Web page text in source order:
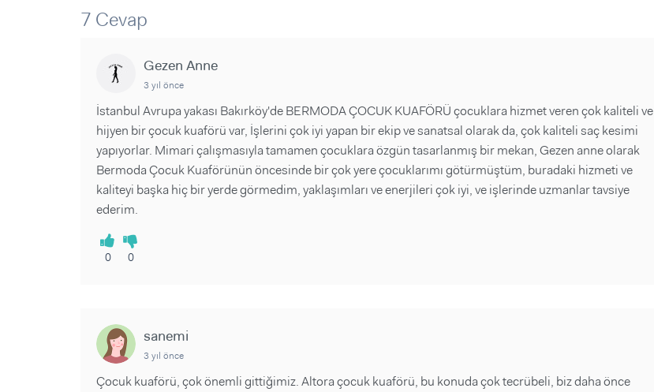
Makaleler
Videolar
7 Cevap
Gezen Anne
3 yıl önce
İstanbul Avrupa yakası Bakırköy'de BERMODA ÇOCUK KUAFÖRÜ çocuklara hizmet veren çok kaliteli ve
hijyen bir çocuk kuaförü var, İşlerini çok iyi yapan bir ekip ve sanatsal olarak da, çok kaliteli saç kesimi
yapıyorlar. Mimari çalışmasıyla tamamen çocuklara özgün tasarlanmış bir mekan, Gezen anne olarak
Bermoda Çocuk Kuaförünün öncesinde bir çok yere çocuklarımı götürmüştüm, buradaki hizmeti ve
kaliteyi başka hiç bir yerde görmedim, yaklaşımları ve enerjileri çok iyi, ve işlerinde uzmanlar tavsiye
ederim.
0 0
sanemi
3 yıl önce
Çocuk kuaförü, çok önemli gittiğimiz. Altora çocuk kuaförü, bu konuda çok tecrübeli, biz daha önce